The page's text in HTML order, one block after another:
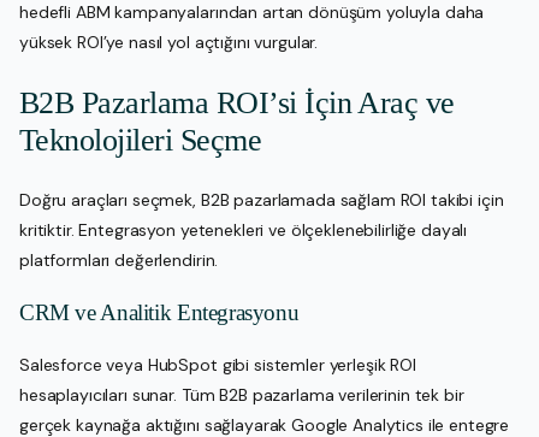
hedefli ABM kampanyalarından artan dönüşüm yoluyla daha
yüksek ROI’ye nasıl yol açtığını vurgular.
B2B Pazarlama ROI’si İçin Araç ve
Teknolojileri Seçme
Doğru araçları seçmek, B2B pazarlamada sağlam ROI takibi için
kritiktir. Entegrasyon yetenekleri ve ölçeklenebilirliğe dayalı
platformları değerlendirin.
CRM ve Analitik Entegrasyonu
Salesforce veya HubSpot gibi sistemler yerleşik ROI
hesaplayıcıları sunar. Tüm B2B pazarlama verilerinin tek bir
gerçek kaynağa aktığını sağlayarak Google Analytics ile entegre